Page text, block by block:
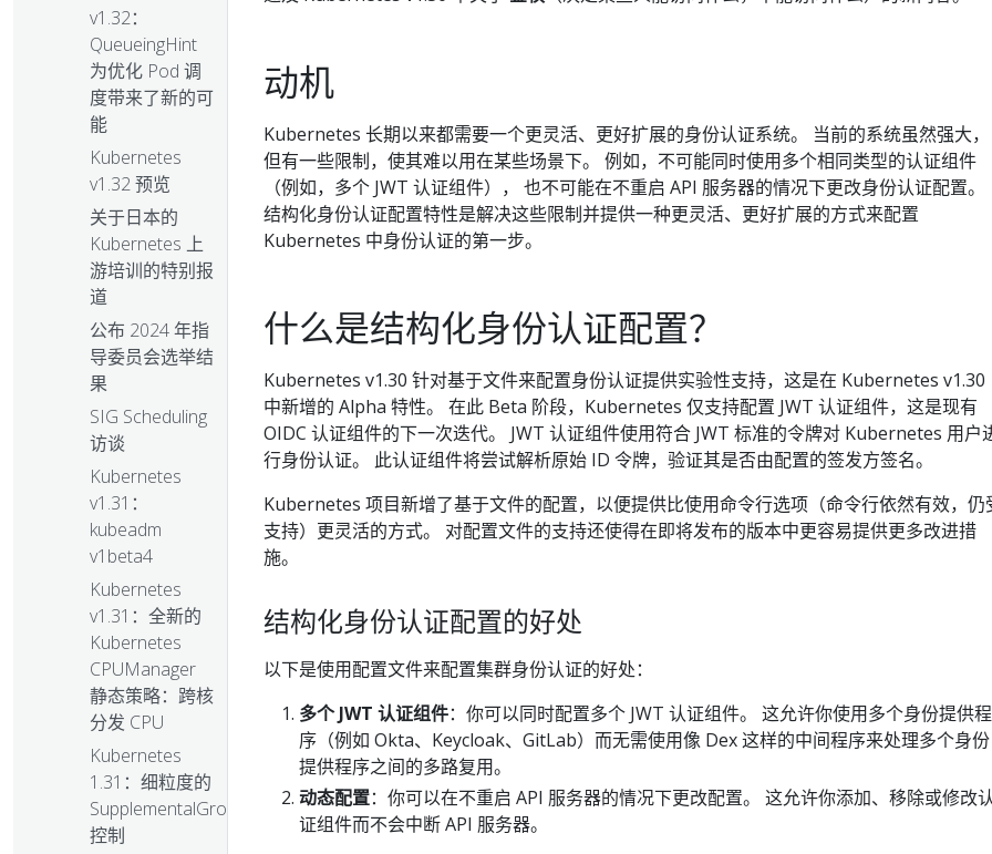
v1.32：
QueueingHint
为优化 Pod 调
度带来了新的可
能
Kubernetes
v1.32 预览
关于日本的
Kubernetes 上
游培训的特别报
道
公布 2024 年指
导委员会选举结
果
SIG Scheduling
访谈
Kubernetes
v1.31：
kubeadm
v1beta4
Kubernetes
v1.31：全新的
Kubernetes
CPUManager
静态策略：跨核
分发 CPU
Kubernetes
1.31：细粒度的
SupplementalGroups
控制
动机
Kubernetes 长期以来都需要一个更灵活、更好扩展的身份认证系统。 当前的系统虽然强大，
但有一些限制，使其难以用在某些场景下。 例如，不可能同时使用多个相同类型的认证组件
（例如，多个 JWT 认证组件）， 也不可能在不重启 API 服务器的情况下更改身份认证配置。
结构化身份认证配置特性是解决这些限制并提供一种更灵活、更好扩展的方式来配置
Kubernetes 中身份认证的第一步。
什么是结构化身份认证配置？
Kubernetes v1.30 针对基于文件来配置身份认证提供实验性支持，这是在 Kubernetes v1.30
中新增的 Alpha 特性。 在此 Beta 阶段，Kubernetes 仅支持配置 JWT 认证组件，这是现有
OIDC 认证组件的下一次迭代。 JWT 认证组件使用符合 JWT 标准的令牌对 Kubernetes 用户
行身份认证。 此认证组件将尝试解析原始 ID 令牌，验证其是否由配置的签发方签名。
Kubernetes 项目新增了基于文件的配置，以便提供比使用命令行选项（命令行依然有效，仍
支持）更灵活的方式。 对配置文件的支持还使得在即将发布的版本中更容易提供更多改进措
施。
结构化身份认证配置的好处
以下是使用配置文件来配置集群身份认证的好处：
多个 JWT 认证组件：你可以同时配置多个 JWT 认证组件。 这允许你使用多个身份提供程
序（例如 Okta、Keycloak、GitLab）而无需使用像 Dex 这样的中间程序来处理多个身份
提供程序之间的多路复用。
动态配置：你可以在不重启 API 服务器的情况下更改配置。 这允许你添加、移除或修改
证组件而不会中断 API 服务器。